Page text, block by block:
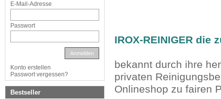
IROX-REINIGER die
bekannt durch ihre
privaten
Onlineshop zu fairen
E-Mail-Adresse
Passwort
Anmelden
Konto erstellen
Passwort vergessen?
Bestseller